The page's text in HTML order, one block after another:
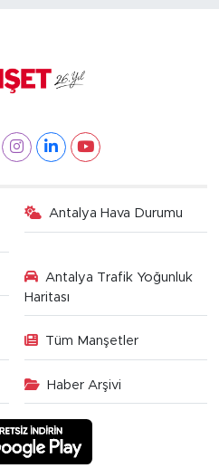
Antalya Hava Durumu
Antalya Trafik Yoğunluk
Haritası
Tüm Manşetler
Haber Arşivi